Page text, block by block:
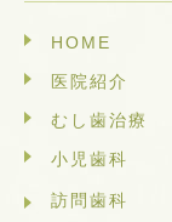
HOME
医院紹介
むし歯治療
小児歯科
訪問歯科